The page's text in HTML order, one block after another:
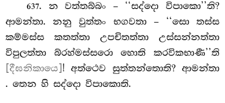
637. න වත්තබ්බං – ‘‘සද්දො විපාකො’’ති?
ආමන්තා. නනු වුත්තං භගවතා – ‘‘සො තස්ස
කම්මස්ස කතත්තා උපචිතත්තා උස්සන්නත්තා
විපුලත්තා බ්රහ්මස්සරො හොති කරවිකභාණී’’ති
[දීඝනිකායෙ] ! අත්ථෙව සුත්තන්තොති? ආමන්තා
. තෙන හි සද්දො විපාකොති.